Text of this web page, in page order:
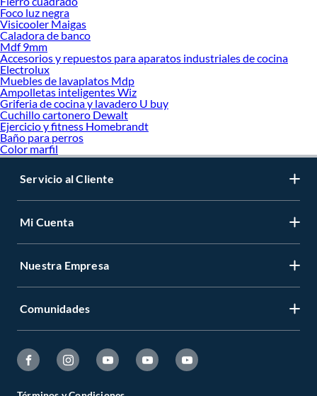
Foco luz negra
Visicooler Maigas
Caladora de banco
Mdf 9mm
Accesorios y repuestos para aparatos industriales de cocina
Electrolux
Muebles de lavaplatos Mdp
Ampolletas inteligentes Wiz
Griferia de cocina y lavadero U buy
Cuchillo cartonero Dewalt
Ejercicio y fitness Homebrandt
Baño para perros
Color marfil
Servicio al Cliente
Mi Cuenta
Nuestra Empresa
Comunidades